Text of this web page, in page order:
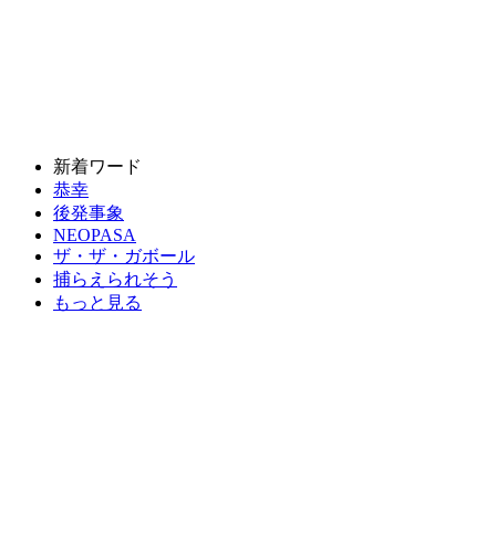
新着ワード
恭幸
後発事象
NEOPASA
ザ・ザ・ガボール
捕らえられそう
もっと見る